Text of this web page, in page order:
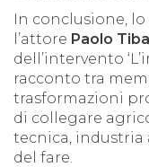
In conclusione,
l’attore Paolo
dell’intervento
racconto tra
trasformazioni
di collegare
tecnica, industria
del fare.